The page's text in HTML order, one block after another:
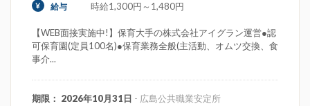
給与 時給1,300円～1,480円
【WEB面接実施中!】保育大手の株式会社アイグラン運営●認
可保育園(定員100名)●保育業務全般(主活動、オムツ交換、食
事介...
期限： 2026年10月31日 - 広島公共職業安定所